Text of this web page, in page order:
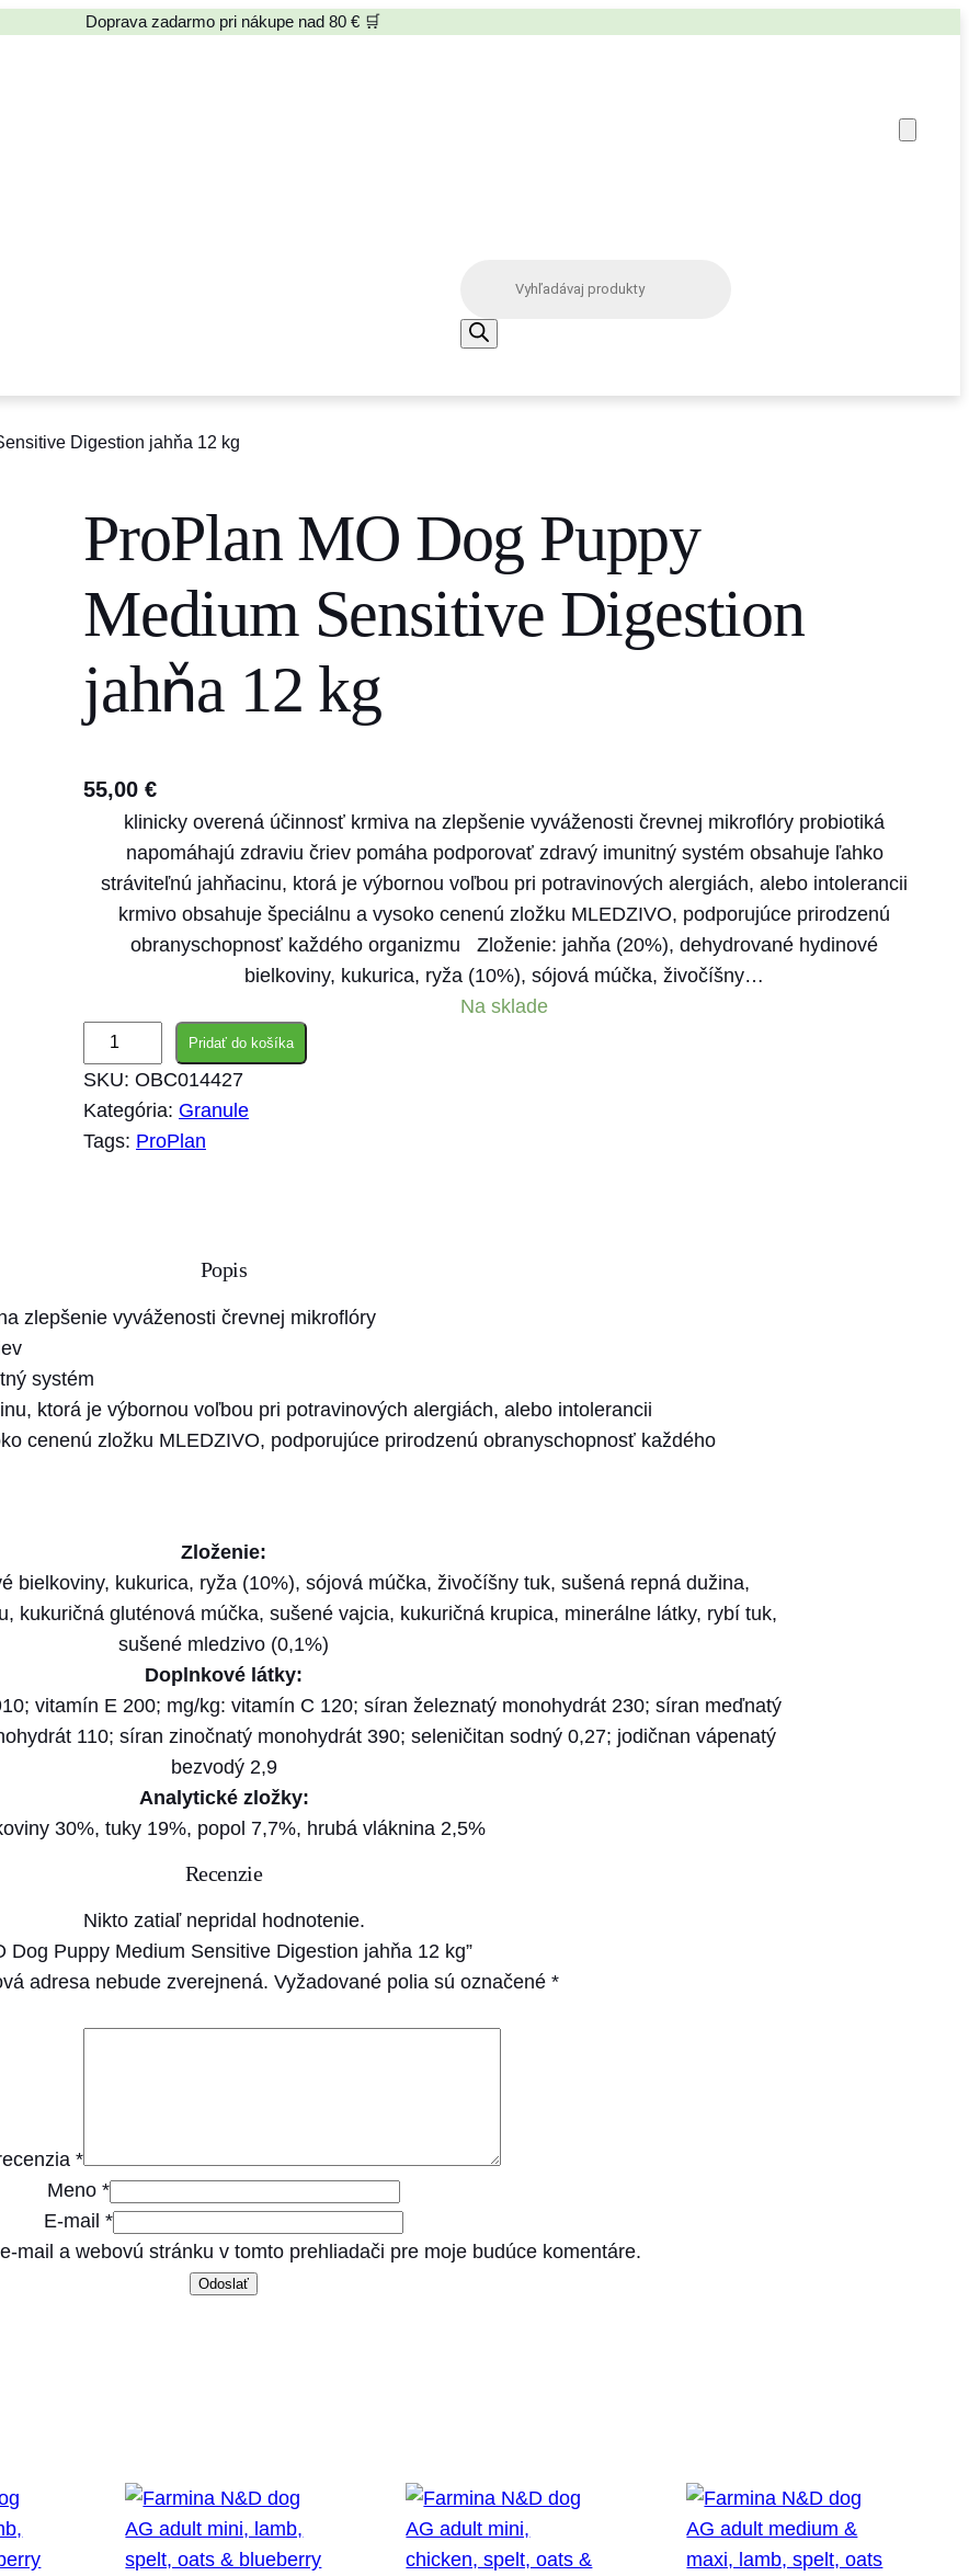
Doprava zadarmo pri nákupe nad 80 € 🛒
o
u
e
r
c
Digestion jahňa 12 kg
ProPlan MO Dog Puppy
Medium Sensitive Digestion
jahňa 12 kg
55,00 €
klinicky overená účinnosť krmiva na zlepšenie vyváženosti črevnej mikroflóry probiotiká
napomáhajú zdraviu čriev pomáha podporovať zdravý imunitný systém obsahuje ľahko
stráviteľnú jahňacinu, ktorá je výbornou voľbou pri potravinových alergiách, alebo intolerancii
krmivo obsahuje špeciálnu a vysoko cenenú zložku MLEDZIVO, podporujúce prirodzenú
obranyschopnosť každého organizmu Zloženie: jahňa (20%), dehydrované hydinové
bielkoviny, kukurica, ryža (10%), sójová múčka, živočíšny…
Na sklade
n
r
P
a
o
g
p
p
e
u
m
S
i
v
e
D
Pridať do košíka
SKU: OBC014427
Kategória: Granule
Tags: ProPlan
Popis
zlepšenie vyváženosti črevnej mikroflóry
systém
ktorá je výbornou voľbou pri potravinových alergiách, alebo intolerancii
cenenú zložku MLEDZIVO, podporujúce prirodzenú obranyschopnosť každého
Zloženie:
bielkoviny, kukurica, ryža (10%), sójová múčka, živočíšny tuk, sušená repná dužina,
kukuričná gluténová múčka, sušené vajcia, kukuričná krupica, minerálne látky, rybí tuk,
sušené mledzivo (0,1%)
Doplnkové látky:
vitamín E 200; mg/kg: vitamín C 120; síran železnatý monohydrát 230; síran meďnatý
110; síran zinočnatý monohydrát 390; seleničitan sodný 0,27; jodičnan vápenatý
bezvodý 2,9
Analytické zložky:
30%, tuky 19%, popol 7,7%, hrubá vláknina 2,5%
Recenzie
Nikto zatiaľ nepridal hodnotenie.
Dog Puppy Medium Sensitive Digestion jahňa 12 kg”
adresa nebude zverejnená. Vyžadované polia sú označené *
*
Meno *
E-mail *
mail a webovú stránku v tomto prehliadači pre moje budúce komentáre.